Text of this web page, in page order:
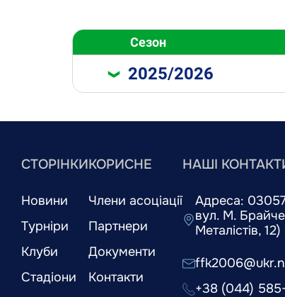
Сезон
2025/2026
СТОРІНКИ
Новини
Турніри
Клуби
Стадіони
КОРИСНЕ
Члени асоціації
Партнери
Документи
Контакти
НАШІ
Адреса:
вул. М.
Металістів, 12)
+38 (044)